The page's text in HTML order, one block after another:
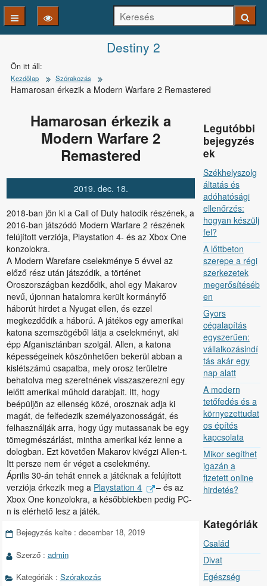
Kezdőlapra
Destiny 2
Keresés
Ön itt áll:
Kezdőlap Szórakozás
Hamarosan érkezik a Modern Warfare 2 Remastered
Hamarosan érkezik a
Modern Warfare 2
Remastered
2019. dec. 18.
2018-ban jön ki a Call of Duty hatodik részének, a
2016-ban játszódó Modern Warfare 2 részének
felújított verziója, Playstation 4- és az Xbox One
konzolokra.
A Modern Warefare cselekménye 5 évvel az
előző rész után játszódik, a történet
Oroszországban kezdődik, ahol egy Makarov
nevű, újonnan hatalomra került kormányfő
háborút hirdet a Nyugat ellen, és ezzel
megkezdődik a háború. A játékos egy amerikai
katona szemszögéből látja a cselekményt, aki
épp Afganisztánban szolgál. Allen, a katona
képességeinek köszönhetően bekerül abban a
kislétszámú csapatba, mely orosz területre
behatolva meg szeretnének visszaszerezni egy
lelőtt amerikai műhold darabjait. Itt, hogy
beépüljön az ellenség közé, orosznak adja ki
magát, de felfedezik személyazonosságát, és
felhasználják arra, hogy úgy mutassanak be egy
tömegmészárlást, mintha amerikai kéz lenne a
dologban. Ezt követően Makarov kivégzi Allen-t.
Itt persze nem ér véget a cselekmény.
Április 30-án tehát ennek a játéknak a felújított
verziója érkezik meg a Playstation 4
– és az
Xbox One konzolokra, a későbbiekben pedig PC-
n is elérhető lesz a játék.
Bejegyzés
adatai
Bejegyzés kelte : december 18, 2019
Szerző : admin
Kategóriák : Szórakozás
Legutóbbi
bejegyzés
ek
Székhelyszolg
áltatás és
adóhatósági
ellenőrzés:
hogyan készülj
fel?
A lőttbeton
szerepe a régi
szerkezetek
megerősítéséb
en
Gyors
cégalapítás
egyszerűen:
vállalkozásindí
tás akár egy
nap alatt
A modern
tetőfedés és a
környezettudat
os építés
kapcsolata
Mikor segíthet
igazán a
fizetett online
hirdetés?
Kategóriák
Család
Divat
Egészség